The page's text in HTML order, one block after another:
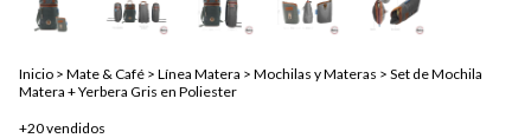
Inicio > Mate & Café > Línea Matera > Mochilas y Materas > Set de Mochila
Matera + Yerbera Gris en Poliester
+20 vendidos